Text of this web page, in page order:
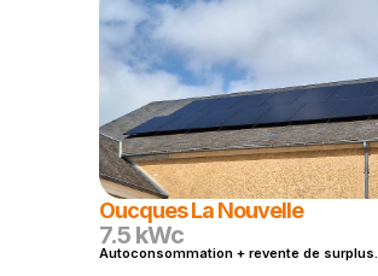
Oucques La Nouvelle
7.5 kWc
Autoconsommation + revente de surplus.